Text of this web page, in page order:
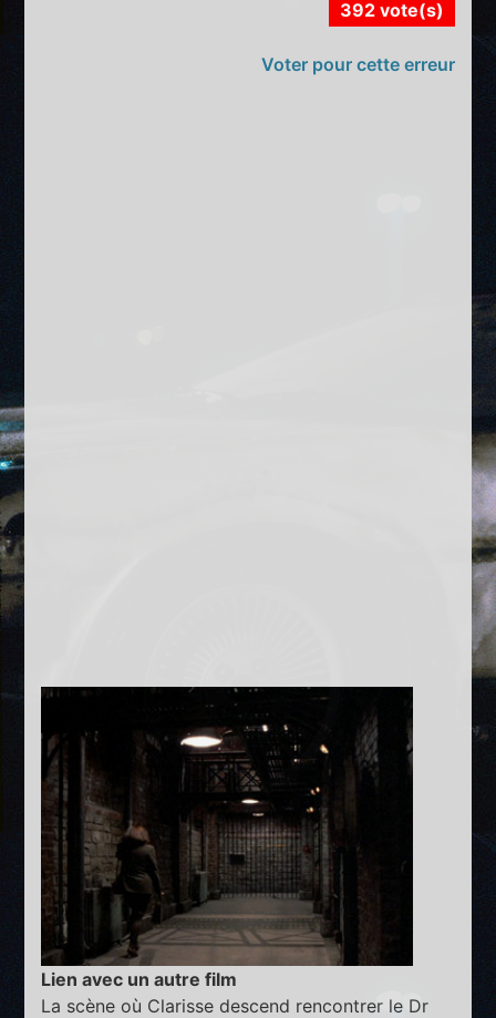
392 vote(s)
Voter pour cette erreur
Lien avec un autre film
La scène où Clarisse descend rencontrer le Dr